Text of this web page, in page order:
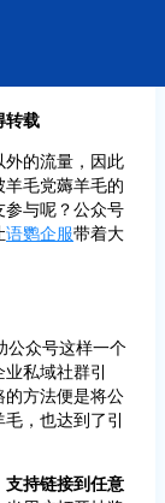
转载
的流量，因此
毛党薅羊毛的
与呢？公众号
语鹦企服带着大
公众号这样一个
私域社群引
方法便是将公
，也达到了引
支持链接到任意